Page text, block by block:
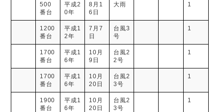
500
番台
平成2
0年
8月1
6日
大雨 1
1200
番台
平成1
2年
7月7
日
台風3
号
1
1700
番台
平成1
6年
10月
9日
台風2
2号
1
1700
番台
平成1
6年
10月
20日
台風2
3号
1
1900
番台
平成1
6年
10月
20日
台風2
3号
1